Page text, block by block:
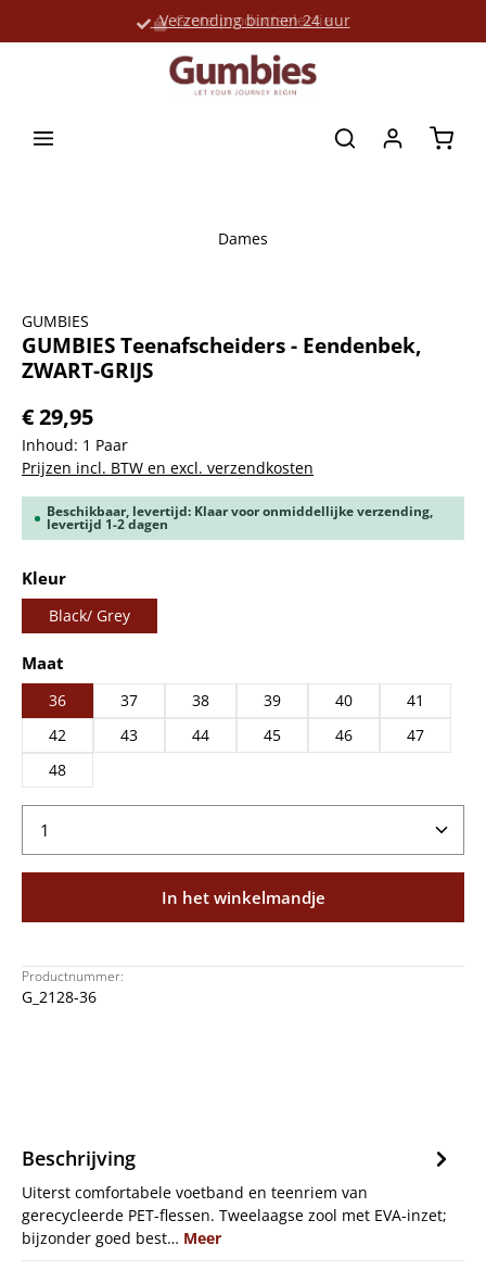
Verzending binnen 24 uur
Grote productselectie
Dames
GUMBIES
GUMBIES Teenafscheiders - Eendenbek,
ZWART-GRIJS
€ 29,95
Inhoud: 1 Paar
Prijzen incl. BTW en excl. verzendkosten
Beschikbaar, levertijd: Klaar voor onmiddellijke verzending,
levertijd 1-2 dagen
Selecteer
Kleur
Black/ Grey
Selecteer
Maat
36 37 38 39 40
41
42
43 44 45 46
47
48
Producthoeveelheid: Voer de gewenste
In het winkelmandje
Productnummer:
G_2128-36
Beschrijving
Uiterst comfortabele voetband en teenriem van
gerecycleerde PET-flessen. Tweelaagse zool met EVA-inzet;
bijzonder goed best… Meer